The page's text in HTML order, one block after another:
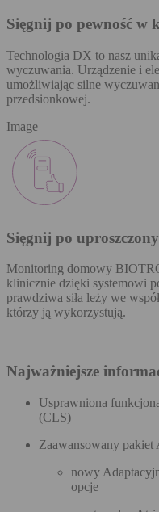
Sięgnij po pewność w
Technologia DX to nasz
wyczuwania. Urządzenie i
umożliwiając silne
przedsionkowej.
Image
Sięgnij po
Monitoring domowy
klinicznie dzięki systemowi
prawdziwa siła leży we
którzy ją wykorzystują.
Najważniejsze
Usprawniona
(CLS)
Zaawansowany pakiet
nowy
opcje